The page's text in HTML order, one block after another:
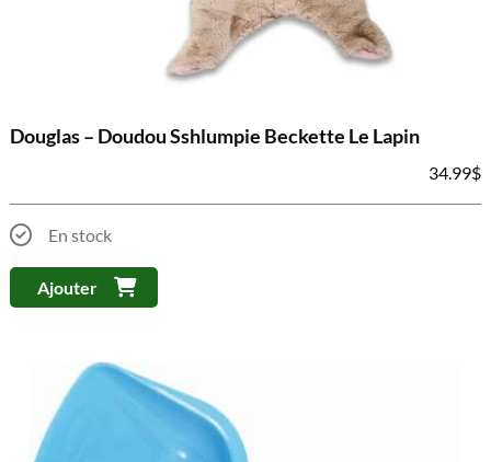
Douglas – Doudou Sshlumpie Beckette Le Lapin
34.99$
En stock
Ajouter